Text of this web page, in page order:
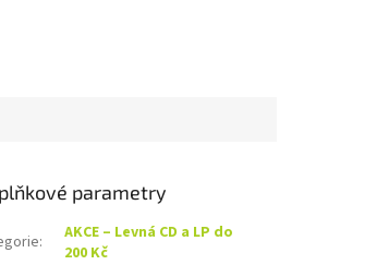
parametry
:
AKCE – Levná CD a LP do
200 Kč